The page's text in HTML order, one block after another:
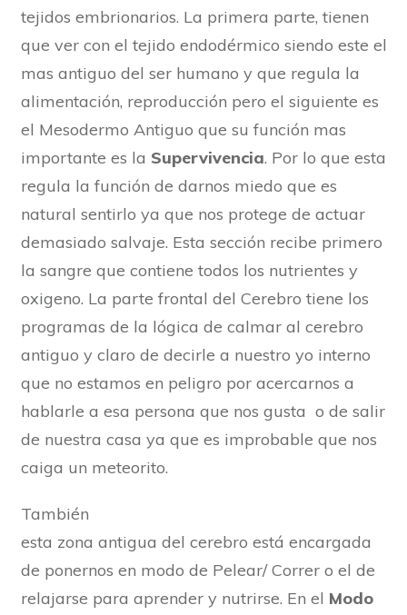
tejidos embrionarios. La primera parte, tienen
que ver con el tejido endodérmico siendo este el
mas antiguo del ser humano y que regula la
alimentación, reproducción pero el siguiente es
el Mesodermo Antiguo que su función mas
importante es la Supervivencia. Por lo que esta
regula la función de darnos miedo que es
natural sentirlo ya que nos protege de actuar
demasiado salvaje. Esta sección recibe primero
la sangre que contiene todos los nutrientes y
oxigeno. La parte frontal del Cerebro tiene los
programas de la lógica de calmar al cerebro
antiguo y claro de decirle a nuestro yo interno
que no estamos en peligro por acercarnos a
hablarle a esa persona que nos gusta o de salir
de nuestra casa ya que es improbable que nos
caiga un meteorito.
También
esta zona antigua del cerebro está encargada
de ponernos en modo de Pelear/ Correr o el de
relajarse para aprender y nutrirse. En el Modo